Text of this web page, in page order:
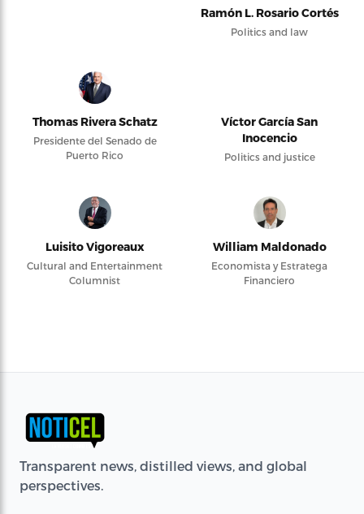
Ramón L. Rosario Cortés
Politics and law
Thomas Rivera Schatz
Presidente del Senado de
Puerto Rico
Víctor García San
Inocencio
Politics and justice
Luisito Vigoreaux
Cultural and Entertainment
Columnist
William Maldonado
Economista y Estratega
Financiero
Transparent news, distilled views, and global
perspectives.